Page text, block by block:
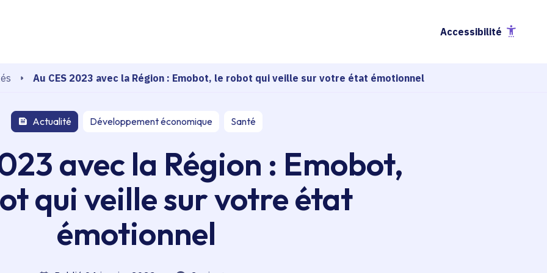
Accessibilité
Au CES 2023 avec la Région : Emobot, le robot qui veille sur votre état émotionnel
Actualité Développement économique Santé
avec la Région : Emobot,
qui veille sur votre état
émotionnel